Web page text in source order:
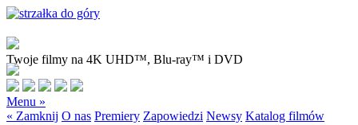
Twoje filmy na 4K UHD™, Blu-ray™ i DVD
Menu »
« Zamknij O nas Premiery Zapowiedzi Newsy Katalog filmów